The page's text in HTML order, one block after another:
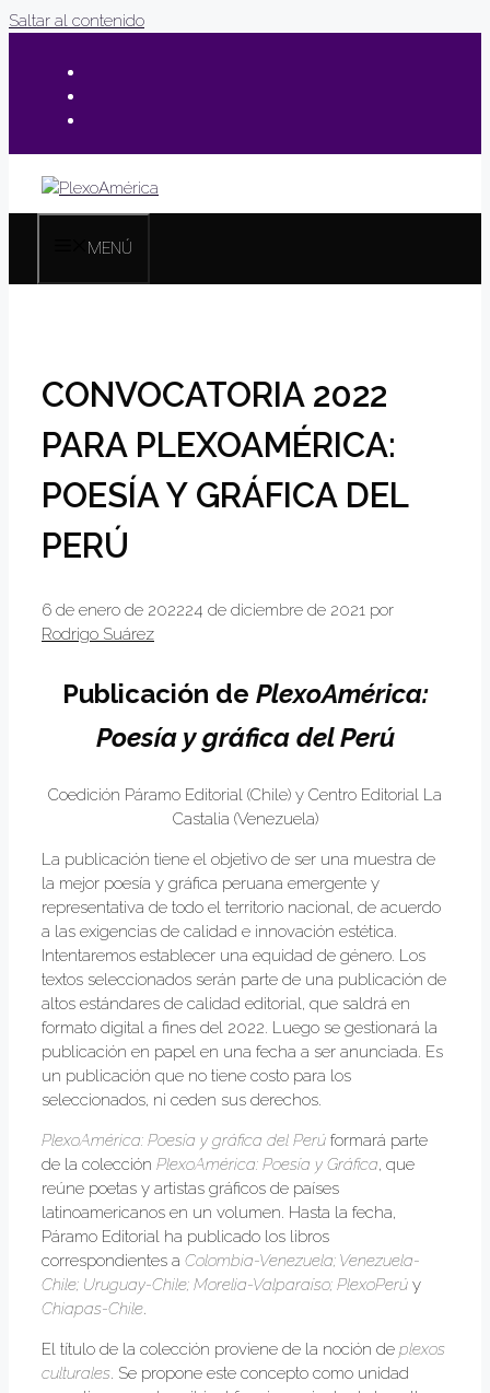
Saltar al contenido
MENÚ
CONVOCATORIA 2022
PARA PLEXOAMÉRICA:
POESÍA Y GRÁFICA DEL
PERÚ
6 de enero de 202224 de diciembre de 2021 por
Rodrigo Suárez
Publicación de PlexoAmérica:
Poesía y gráfica del Perú
Coedición Páramo Editorial (Chile) y Centro Editorial La
Castalia (Venezuela)
La publicación tiene el objetivo de ser una muestra de
la mejor poesía y gráfica peruana emergente y
representativa de todo el territorio nacional, de acuerdo
a las exigencias de calidad e innovación estética.
Intentaremos establecer una equidad de género. Los
textos seleccionados serán parte de una publicación de
altos estándares de calidad editorial, que saldrá en
formato digital a fines del 2022. Luego se gestionará la
publicación en papel en una fecha a ser anunciada. Es
un publicación que no tiene costo para los
seleccionados, ni ceden sus derechos.
PlexoAmérica: Poesía y gráfica del Perú formará parte
de la colección PlexoAmérica: Poesía y Gráfica, que
reúne poetas y artistas gráficos de países
latinoamericanos en un volumen. Hasta la fecha,
Páramo Editorial ha publicado los libros
correspondientes a Colombia-Venezuela; Venezuela-
Chile; Uruguay-Chile; Morelia-Valparaíso; PlexoPerú y
Chiapas-Chile.
El título de la colección proviene de la noción de plexos
culturales. Se propone este concepto como unidad